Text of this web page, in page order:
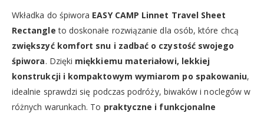
Wkładka do śpiwora EASY CAMP Linnet Travel Sheet
Rectangle to doskonałe rozwiązanie dla osób, które chcą
zwiększyć komfort snu i zadbać o czystość swojego
śpiwora. Dzięki miękkiemu materiałowi, lekkiej
konstrukcji i kompaktowym wymiarom po spakowaniu,
idealnie sprawdzi się podczas podróży, biwaków i noclegów w
różnych warunkach. To praktyczne i funkcjonalne